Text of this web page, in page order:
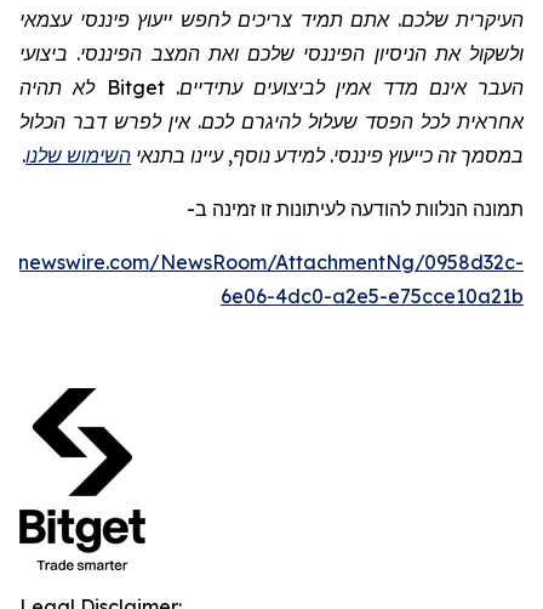
העיקרית שלכם. אתם תמיד צריכים לחפש ייעוץ פיננסי עצמאי
ולשקול את הניסיון הפיננסי שלכם ואת המצב הפיננסי. ביצועי
העבר אינם מדד אמין לביצועים עתידיים.Bitget לא תהיה
אחראית לכל הפסד שעלול להיגרם לכם. אין לפרש דבר הכלול
במסמך זה כייעוץ פיננסי. למידע נוסף, עיינו בתנאי השימוש שלנו.
תמונה הנלוות להודעה לעיתונות זו זמינה ב-
NewsRoom/AttachmentNg/0958d32c-
6e06-4dc0-a2e5-e75cce10a21b